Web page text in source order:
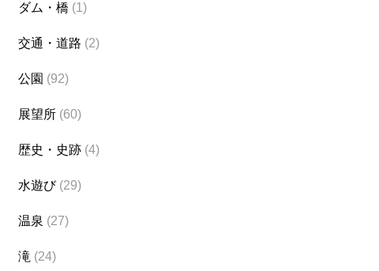
ダム・橋 (1)
交通・道路 (2)
公園 (92)
展望所 (60)
歴史・史跡 (4)
水遊び(29)
温泉 (27)
滝 (24)